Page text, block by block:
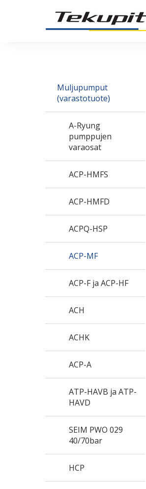
Muljupumput
(varastotuote)
A-Ryung
pumppujen
varaosat
ACP-HMFS
ACP-HMFD
ACPQ-HSP
ACP-MF
ACP-F ja ACP-HF
ACH
ACHK
ACP-A
ATP-HAVB ja ATP-
HAVD
SEIM PWO 029
40/70bar
HCP